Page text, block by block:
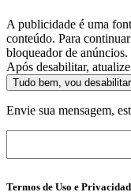
A publicidade é uma
conteúdo. Para
bloqueador de anúncios.
Após desabilitar,
Tudo bem, vou
Envie sua mensagem,
Termos de Uso e